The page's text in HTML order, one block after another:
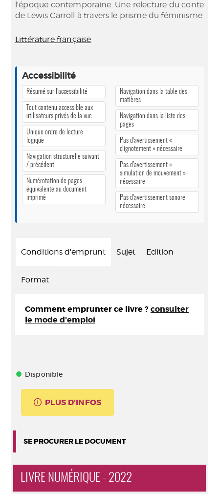
l'époque contemporaine. Une relecture du conte
de Lewis Carroll à travers le prisme du féminisme.
Littérature française
Accessibilité
Résumé sur l’accessibilité
Tout contenu accessible aux
utilisateurs privés de la vue
Unique ordre de lecture
logique
Navigation structurelle suivant
/ précédent
Numérotation de pages
équivalente au document
imprimé
Navigation dans la table des
matières
Navigation dans la liste des
pages
Pas d’avertissement «
clignotement » nécessaire
Pas d’avertissement «
simulation de mouvement »
nécessaire
Pas d’avertissement sonore
nécessaire
Conditions d'emprunt Sujet Edition
Format
Comment emprunter ce livre ? consulter
le mode d'emploi
Disponible
PLUS D'INFOS
SE PROCURER LE DOCUMENT
LIVRE NUMÉRIQUE - 2022